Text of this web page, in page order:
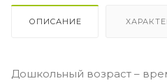
ОПИСАНИЕ
Дошкольный возраст –